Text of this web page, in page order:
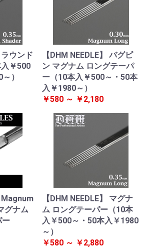
ラウンド
￥500
）
【DHM NEEDLE】 バグピ
ン マグナム ロングテーパ
ー（10本入￥500～・50本
入￥1980～）
￥580 ～ ￥2,180
Magnum
グナム
ー
【DHM NEEDLE】 マグナ
ム ロングテーパー（10本
入￥500～・50本入￥1980
～）
￥580 ～ ￥2,880